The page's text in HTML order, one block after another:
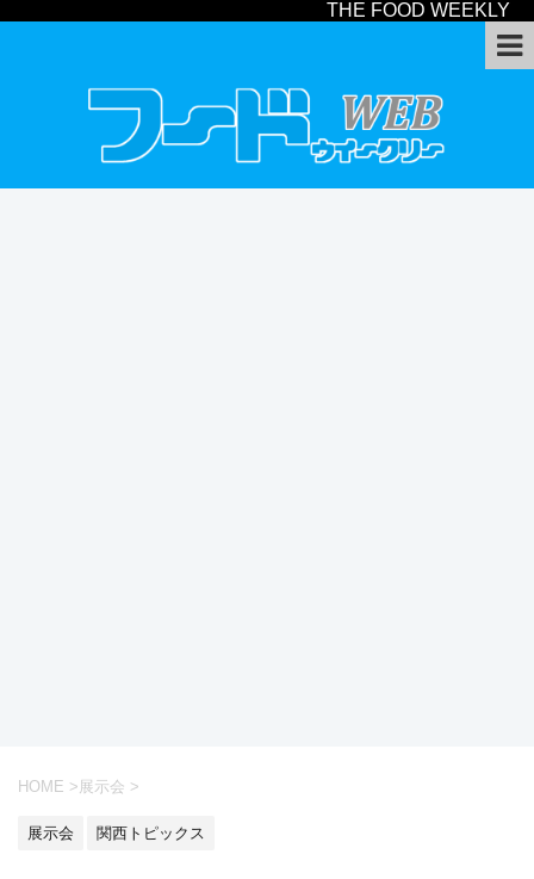
THE FOOD WEEKLY
HOME > 展示会 >
展示会 関西トピックス